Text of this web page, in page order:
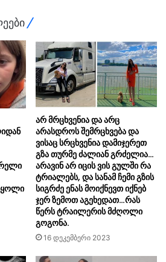
არ მრცხვენია და არც
არასდროს შემრცხვება და
ვისაც სრცხვენია დამიჯერეთ
გზა თურმე ძალიან გრძელია…
არავინ არ იცის ვის გულში რა
ტრიალებს, და სანამ ჩემი გზის
სიგრძე ენას მოიქნევთ იქნებ
ჯერ ზემოთ აგეხედათ…რას
წერს ტრაილერის მძღოლი
გოგონა.
16 დეკემბერი 2023